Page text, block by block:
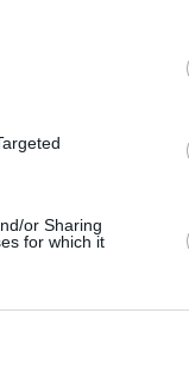
or Sharing
for which it
πτυχή
η Ford
χώρο
της